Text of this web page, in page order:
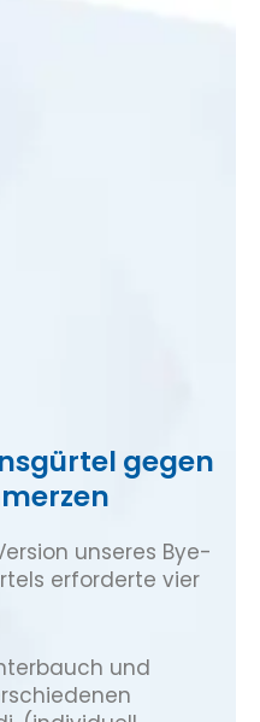
gegen
unseres Bye-
erforderte vier
und